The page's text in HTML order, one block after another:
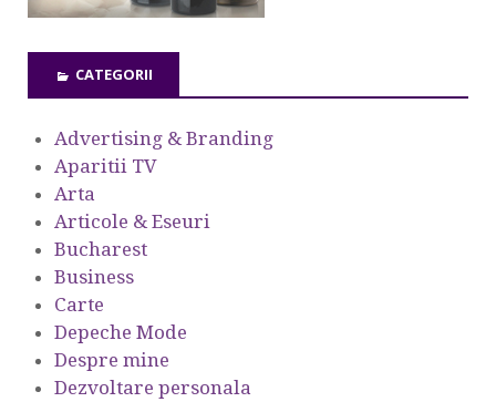
CATEGORII
Advertising & Branding
Aparitii TV
Arta
Articole & Eseuri
Bucharest
Business
Carte
Depeche Mode
Despre mine
Dezvoltare personala